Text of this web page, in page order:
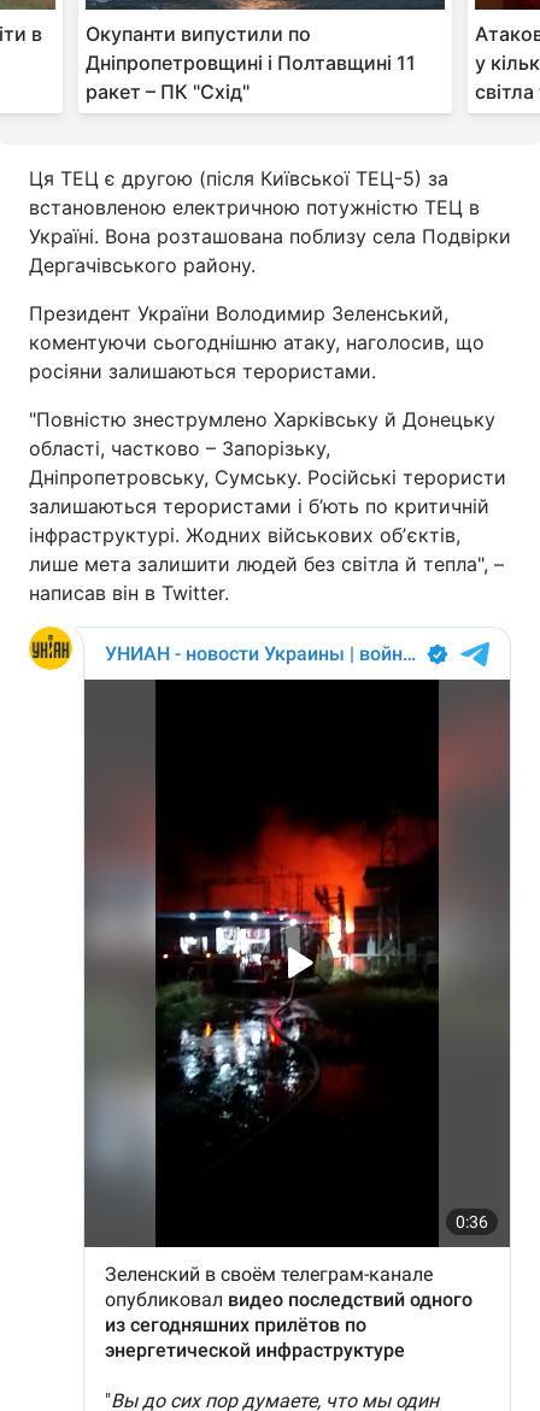
Тема оформлення
в
Окупанти випустили по
Дніпропетровщині і Полтавщині 11
ракет – ПК "Схід"
у
Ця ТЕЦ є другою (після Київської ТЕЦ-5) за
встановленою електричною потужністю ТЕЦ в
Україні. Вона розташована поблизу села Подвірки
Дергачівського району.
Президент України Володимир Зеленський,
коментуючи сьогоднішню атаку, наголосив, що
росіяни залишаються терористами.
"Повністю знеструмлено Харківську й Донецьку
області, частково – Запорізьку,
Дніпропетровську, Сумську. Російські терористи
залишаються терористами і б’ють по критичній
інфраструктурі. Жодних військових обʼєктів,
лише мета залишити людей без світла й тепла", –
написав він в Twitter.